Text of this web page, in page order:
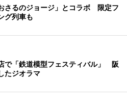
さるのジョージ」とコラボ 限定フ
グ列車も
で「鉄道模型フェスティバル」 阪
たジオラマ